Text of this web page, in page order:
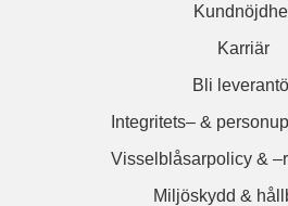
Karriär
Bli
Integritets– &
Visselblåsarpolicy &
Miljöskydd &